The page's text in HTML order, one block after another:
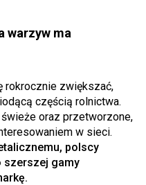
warzyw ma
rokrocznie zwiększać,
częścią rolnictwa.
oraz przetworzone,
w sieci.
polscy
szerszej gamy